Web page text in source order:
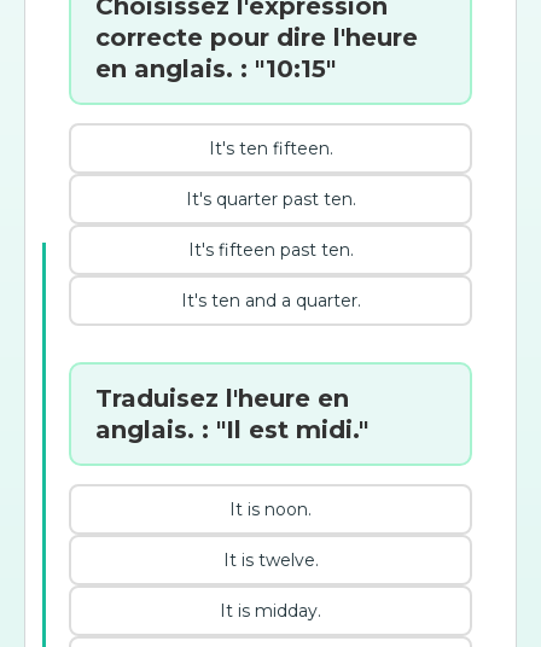
Choisissez l'expression
correcte pour dire l'heure
en anglais. : "10:15"
It's ten fifteen.
It's quarter past ten.
It's fifteen past ten.
It's ten and a quarter.
Traduisez l'heure en
anglais. : "Il est midi."
It is noon.
It is twelve.
It is midday.